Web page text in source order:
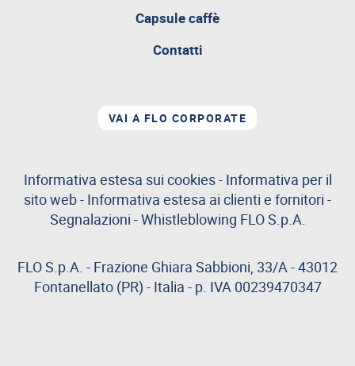
Capsule caffè
Contatti
VAI A FLO CORPORATE
Informativa estesa sui cookies- Informativa per il
sito web- Informativa estesa ai clienti e fornitori -
Segnalazioni -Whistleblowing FLO S.p.A.
FLO S.p.A. - Frazione Ghiara Sabbioni, 33/A - 43012
Fontanellato (PR) - Italia - p. IVA 00239470347